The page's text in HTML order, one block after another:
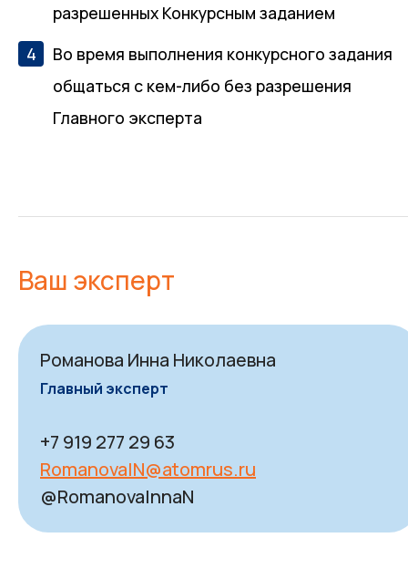
разрешенных Конкурсным заданием
Во время выполнения конкурсного задания
общаться с кем-либо без разрешения
Главного эксперта
Ваш эксперт
Романова Инна Николаевна
Главный эксперт
+7 919 277 29 63
RomanovaIN@atomrus.ru
@RomanovaInnaN